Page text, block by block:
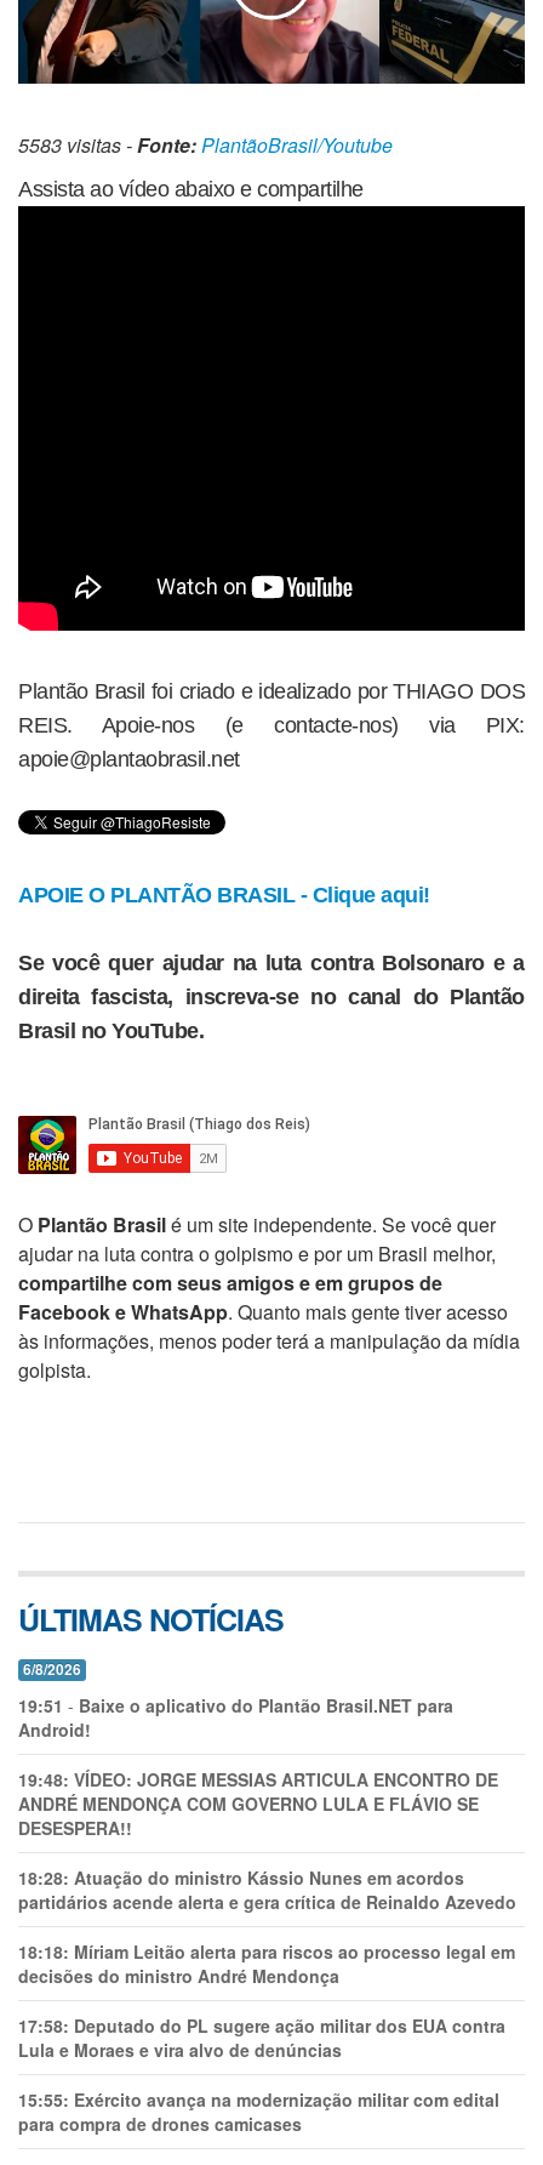
5583 visitas -Fonte:PlantãoBrasil/Youtube
Assista ao vídeo abaixo e compartilhe
Plantão Brasil foi criado e idealizado por THIAGO DOS
REIS. Apoie-nos (e contacte-nos) via PIX:
apoie@plantaobrasil.net
APOIE O PLANTÃO BRASIL - Clique aqui!
Se você quer ajudar na luta contra Bolsonaro e a
direita fascista, inscreva-se no canal do Plantão
Brasil no YouTube.
O Plantão Brasilé um site independente. Se você quer
ajudar na luta contra o golpismo e por um Brasil melhor,
compartilhe com seus amigos e em grupos de
Facebook e WhatsApp. Quanto mais gente tiver acesso
às informações, menos poder terá a manipulação da mídia
golpista.
ÚLTIMAS NOTÍCIAS
6/8/2026
19:51 - Baixe o aplicativo do Plantão Brasil.NET para
Android!
19:48: VÍDEO: JORGE MESSIAS ARTICULA ENCONTRO DE
ANDRÉ MENDONÇA COM GOVERNO LULA E FLÁVIO SE
DESESPERA!!
18:28: Atuação do ministro Kássio Nunes em acordos
partidários acende alerta e gera crítica de Reinaldo Azevedo
18:18: Míriam Leitão alerta para riscos ao processo legal em
decisões do ministro André Mendonça
17:58: Deputado do PL sugere ação militar dos EUA contra
Lula e Moraes e vira alvo de denúncias
15:55: Exército avança na modernização militar com edital
para compra de drones camicases